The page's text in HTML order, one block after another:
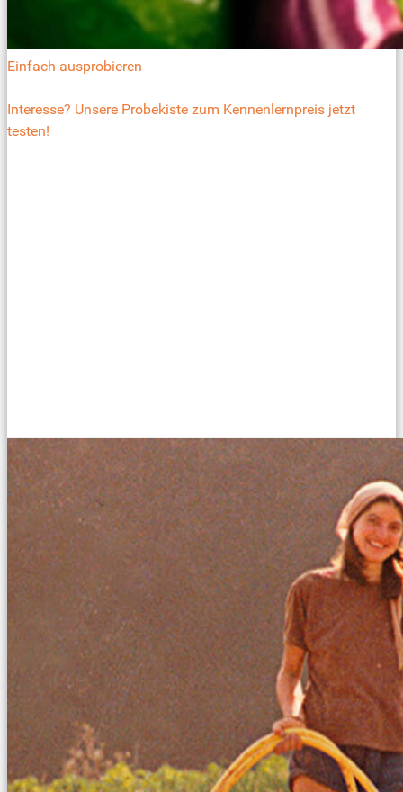
Einfach ausprobieren
Interesse? Unsere Probekiste zum Kennenlernpreis jetzt
testen!